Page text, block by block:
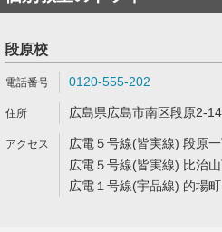
段原校
0120-555-202
広島県広島市南区段原2-
広電５号線(皆実線) 段原
広電５号線(皆実線) 比治
広電１号線(宇品線) 的場